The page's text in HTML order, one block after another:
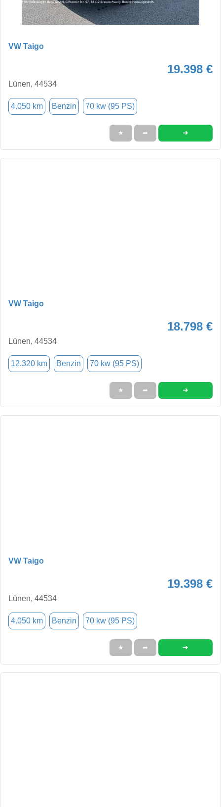
VW Taigo
19.398 €
Lünen, 44534
4.050 km Benzin 70 kw (95 PS)
★ ➦ ➜
VW Taigo
18.798 €
Lünen, 44534
12.320 km Benzin 70 kw (95 PS)
★ ➦ ➜
VW Taigo
19.398 €
Lünen, 44534
4.050 km Benzin 70 kw (95 PS)
★ ➦ ➜